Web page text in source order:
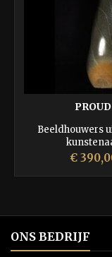
Beeldhouwers
Prijs
€
ONS BEDRIJF